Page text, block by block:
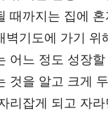
때까지는 집에
벽기도에 가기
어느 정도 성장
것을 알고 크게
리잡게 되고 자